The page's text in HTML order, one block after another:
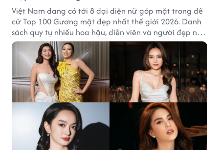
Việt Nam đang có tới 8 đại diện nữ góp mặt trong đề
cử Top 100 Gương mặt đẹp nhất thế giới 2026. Danh
sách quy tụ nhiều hoa hậu, diễn viên và người đẹp nổi
tiếng của showbiz Việt.